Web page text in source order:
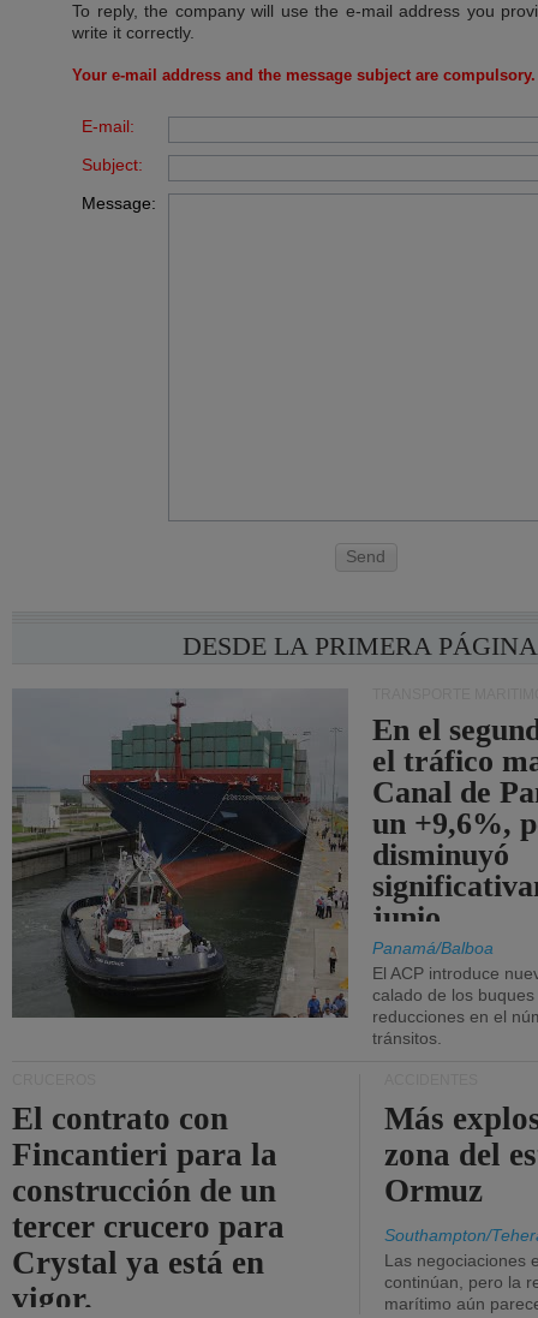
To reply, the company will use the e-mail address you
write it correctly.
Your e-mail address and the message subject are compulsory.
E-mail:
Subject:
Message:
Send
DESDE LA PRIMERA PÁGINA
En el
el tráfico
Canal de
un +9,6%,
disminuyó
junio.
Panamá/Balboa
El ACP introduce
calado de los
reducciones en el
tránsitos.
El contrato con
Fincantieri para la
construcción de un
tercer crucero para
Crystal ya está en
vigor.
Más
zona del
Ormuz
Southampton/
Las negociaciones
continúan, pero la
marítimo aún